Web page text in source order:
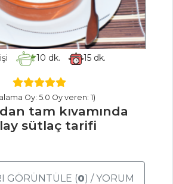
10 dk. 15 dk.
Oy: 5.0 Oy veren: 1)
tam kıvamında
sütlaç tarifi
GÖRÜNTÜLE (0) / YORUM